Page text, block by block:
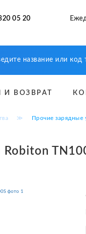
05 20
И ВОЗВРАТ
≫ Прочие зарядные